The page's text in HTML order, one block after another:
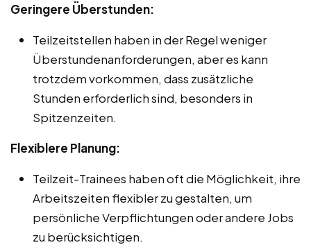
Geringere Überstunden:
Teilzeitstellen haben in der Regel weniger
Überstundenanforderungen, aber es kann
trotzdem vorkommen, dass zusätzliche
Stunden erforderlich sind, besonders in
Spitzenzeiten.
Flexiblere Planung:
Teilzeit-Trainees haben oft die Möglichkeit, ihre
Arbeitszeiten flexibler zu gestalten, um
persönliche Verpflichtungen oder andere Jobs
zu berücksichtigen.